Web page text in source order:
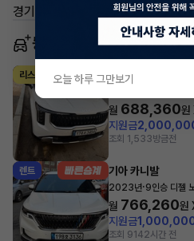
경기 시흥시 배곧동
동일 차종 이어카
리스 기아 카니발
월 688,360원
지원금
조회 1,533방금전
렌트 기아 카니발
2023년·9인승 디젤
월 766,260원
지원금
조회 9142시간 전
오늘 하루 그만보기